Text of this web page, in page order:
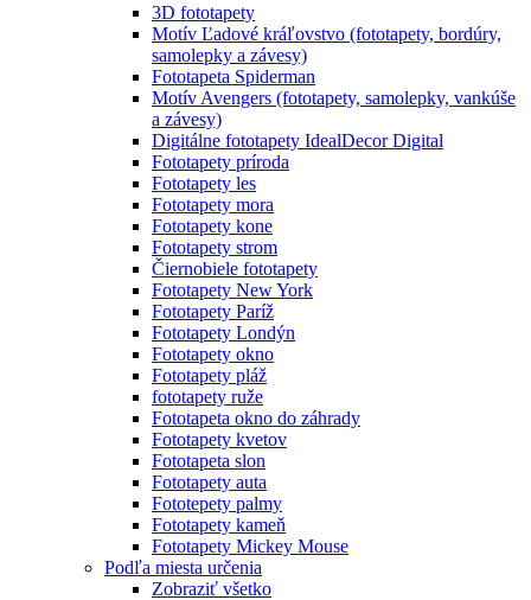
3D fototapety
Motív Ľadové kráľovstvo (fototapety, bordúry,
samolepky a závesy)
Fototapeta Spiderman
Motív Avengers (fototapety, samolepky, vankúše
a závesy)
Digitálne fototapety IdealDecor Digital
Fototapety príroda
Fototapety les
Fototapety mora
Fototapety kone
Fototapety strom
Čiernobiele fototapety
Fototapety New York
Fototapety Paríž
Fototapety Londýn
Fototapety okno
Fototapety pláž
fototapety ruže
Fototapeta okno do záhrady
Fototapety kvetov
Fototapeta slon
Fototapety auta
Fototepety palmy
Fototapety kameň
Fototapety Mickey Mouse
Podľa miesta určenia
Zobraziť všetko